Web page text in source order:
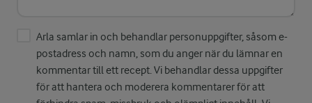
Arla samlar in och behandlar personuppgifter, såsom e-
postadress och namn, som du anger när du lämnar en
kommentar till ett recept. Vi behandlar dessa uppgifter
för att hantera och moderera kommentarer för att